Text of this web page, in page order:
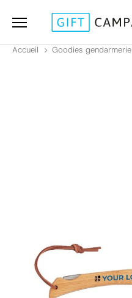
Accueil Goodies gendarmerie